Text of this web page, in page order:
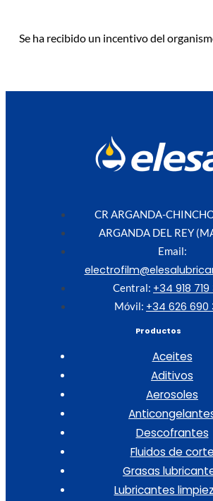
Se ha recibido un incentivo del
CR ARGANDA-
ARGANDA DEL REY
Email:
Central: +34 918
Móvil: +34 626 690
Productos
Aceites
Aditivos
Aerosoles
Descofrantes
Fluidos de
Grasas
Lubricantes